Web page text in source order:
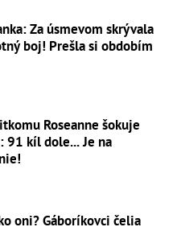
Za úsmevom skrývala
boj! Prešla si obdobím
Roseanne šokuje
91 kíl dole... Je na
oni? Gáboríkovci čelia